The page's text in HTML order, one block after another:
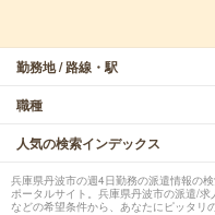
勤務地 / 路線・駅
職種
人気の検索インデックス
兵庫県丹波市の週4日勤務の派遣情報の
ポータルサイト。兵庫県丹波市の派遣/
などの希望条件から、あなたにピッタリ